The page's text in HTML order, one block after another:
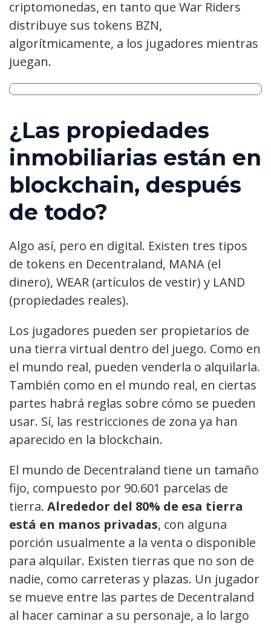
criptomonedas, en tanto que War Riders
distribuye sus tokens BZN,
algorítmicamente, a los jugadores mientras
juegan.
¿Las propiedades
inmobiliarias están en
blockchain, después
de todo?
Algo así, pero en digital. Existen tres tipos
de tokens en Decentraland, MANA (el
dinero), WEAR (artículos de vestir) y LAND
(propiedades reales).
Los jugadores pueden ser propietarios de
una tierra virtual dentro del juego. Como en
el mundo real, pueden venderla o alquilarla.
También como en el mundo real, en ciertas
partes habrá reglas sobre cómo se pueden
usar. Sí, las restricciones de zona ya han
aparecido en la blockchain.
El mundo de Decentraland tiene un tamaño
fijo, compuesto por 90.601 parcelas de
tierra. Alrededor del 80% de esa tierra
está en manos privadas, con alguna
porción usualmente a la venta o disponible
para alquilar. Existen tierras que no son de
nadie, como carreteras y plazas. Un jugador
se mueve entre las partes de Decentraland
al hacer caminar a su personaje, a lo largo